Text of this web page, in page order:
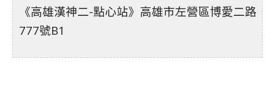
《高雄漢神二-點心站》高雄市左營區博愛二路
777號B1